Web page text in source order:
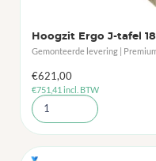
Hoogzit Ergo J-tafel
Gemonteerde levering |
€621,00
€751,41 incl. BTW